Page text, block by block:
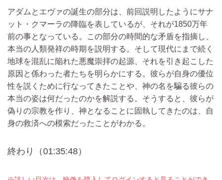
アダムとエヴァの誕生の部分は、前回説明したようにサナ
ット・クマーラの降臨を表しているが、それが1850万年
前の事となっている。この部分の時間的な矛盾を指摘し、
本当の人類発祥の時期を説明する。そして現代にまで続く
地球を混乱に陥れた悪魔崇拝の起源、それを引き起こした
原因と係わった者たちを明らかにする。彼らが自身の優位
性を説くために行なってきたことや、神の名を騙る彼らの
本当の姿は何だったのかを解説する。そうすると、彼らが
偽りの宗教を作り、神となることに固執してきたのは、自
身の救済への模索だったことがわかる。
終わり（01:35:48）